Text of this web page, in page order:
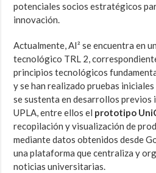
potenciales socios estratégicos
innovación.
Actualmente, AI² se encuentra en
tecnológico TRL 2,
principios tecnológicos
y se han realizado pruebas
se sustenta en desarrollos previos
UPLA, entre ellos el prototipo
recopilación y visualización de
mediante datos obtenidos desde
una plataforma que centraliza y
noticias universitarias.